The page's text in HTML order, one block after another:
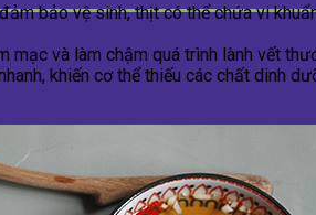
bảo vệ sinh, thịt có thể chứa vi
mạc và làm chậm quá trình lành vết
khiến cơ thể thiếu các chất dinh